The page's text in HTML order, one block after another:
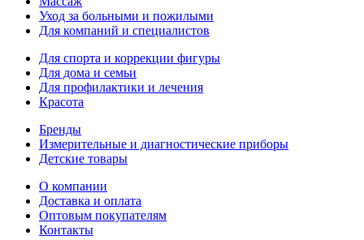
Уход за больными и пожилыми
Для компаний и специалистов
Для спорта и коррекции фигуры
Для дома и семьи
Для профилактики и лечения
Красота
Бренды
Измерительные и диагностические приборы
Детские товары
О компании
Доставка и оплата
Оптовым покупателям
Контакты